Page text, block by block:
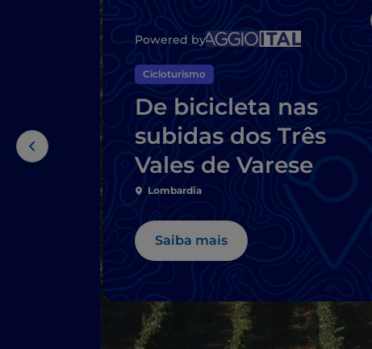
Powered by
Cicloturismo
De bicicleta nas
subidas dos Três
Vales de Varese
Lombardia
Saiba mais